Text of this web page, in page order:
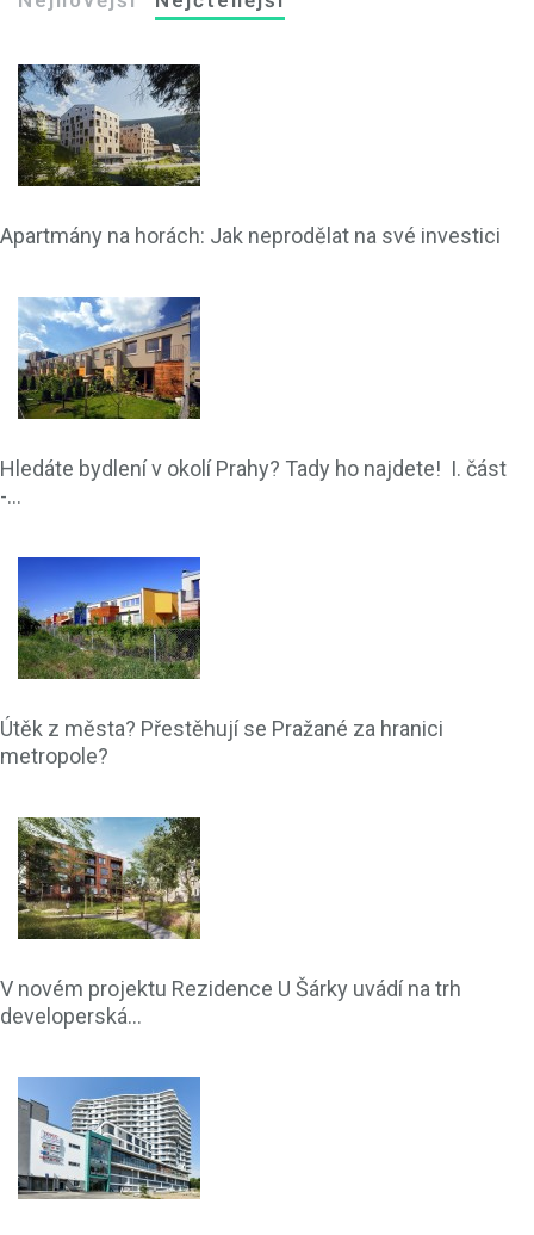
Apartmány na horách: Jak neprodělat na své investici
Hledáte bydlení v okolí Prahy? Tady ho najdete! I. část
-...
Útěk z města? Přestěhují se Pražané za hranici
metropole?
V novém projektu Rezidence U Šárky uvádí na trh
developerská...